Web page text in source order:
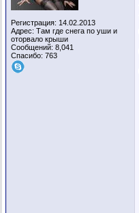
Регистрация: 14.02.2013
Адрес: Там где снега по уши и
оторвало крыши
Сообщений: 8,041
Спасибо: 763